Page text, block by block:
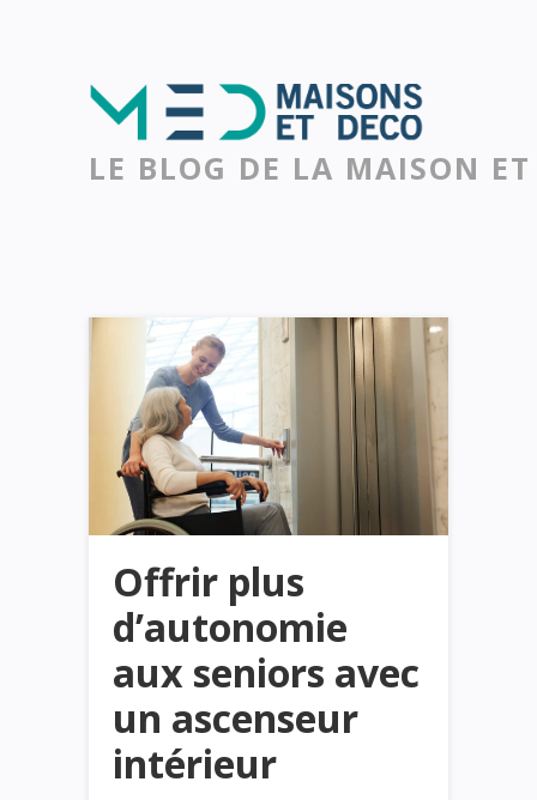
LE BLOG DE LA MAISON
Offrir plus
d’autonomie
aux seniors avec
un ascenseur
intérieur